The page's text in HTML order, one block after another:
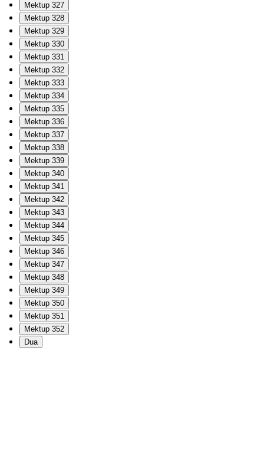
Mektup 327
Mektup 328
Mektup 329
Mektup 330
Mektup 331
Mektup 332
Mektup 333
Mektup 334
Mektup 335
Mektup 336
Mektup 337
Mektup 338
Mektup 339
Mektup 340
Mektup 341
Mektup 342
Mektup 343
Mektup 344
Mektup 345
Mektup 346
Mektup 347
Mektup 348
Mektup 349
Mektup 350
Mektup 351
Mektup 352
Dua